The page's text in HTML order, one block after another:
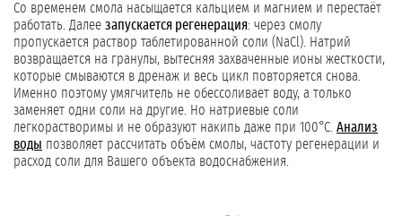
Со временем смола насыщается кальцием и магнием и перестаёт
работать. Далее запускается регенерация: через смолу
пропускается раствор таблетированной соли (NaCl). Натрий
возвращается на гранулы, вытесняя захваченные ионы жесткости,
которые смываются в дренаж и весь цикл повторяется снова.
Именно поэтому умягчитель не обессоливает воду, а только
заменяет одни соли на другие. Но натриевые соли
легкорастворимы и не образуют накипь даже при 100°C. Анализ
воды позволяет рассчитать объём смолы, частоту регенерации и
расход соли для Вашего объекта водоснабжения.